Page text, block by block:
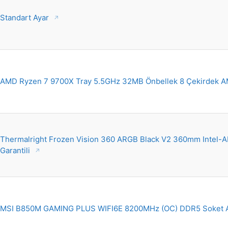
Standart Ayar
AMD Ryzen 7 9700X Tray 5.5GHz 32MB Önbellek 8 Çekirdek
Thermalright Frozen Vision 360 ARGB Black V2 360mm Intel-
Garantili
MSI B850M GAMING PLUS WIFI6E 8200MHz (OC) DDR5